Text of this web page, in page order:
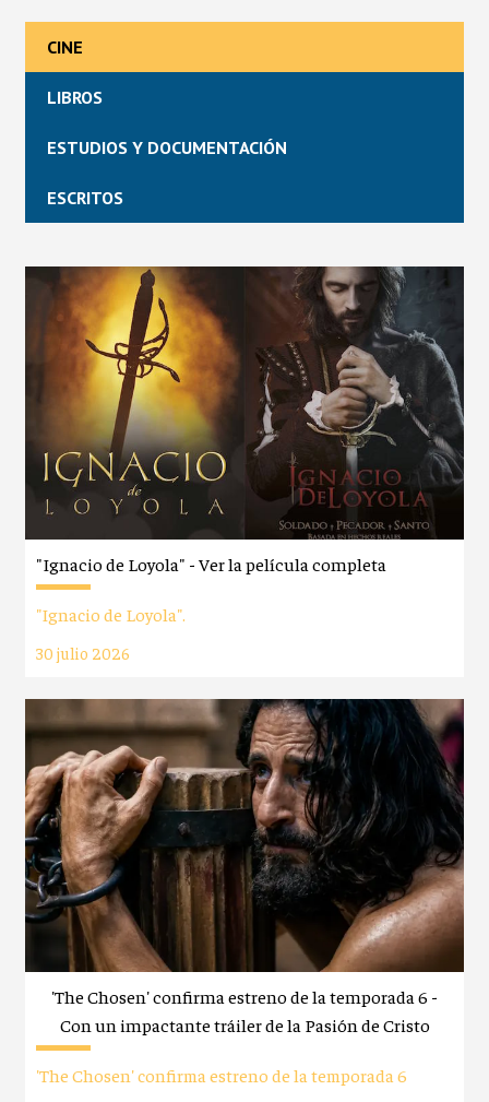
CINE
LIBROS
ESTUDIOS Y DOCUMENTACIÓN
ESCRITOS
"Ignacio de Loyola" - Ver la película completa
"Ignacio de Loyola".
30 julio 2026
'The Chosen' confirma estreno de la temporada 6 -
Con un impactante tráiler de la Pasión de Cristo
'The Chosen' confirma estreno de la temporada 6